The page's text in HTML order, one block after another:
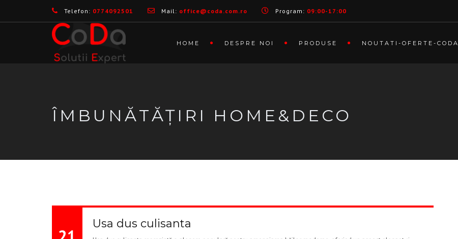
Telefon: 0774092501 Mail: office@coda.com.ro Program: 09:00-17:00
HOME DESPRE NOI PRODUSE NOUTATI-OFERTE-CODA
ÎMBUNĂTĂȚIRI HOME&DECO
Usa dus culisanta